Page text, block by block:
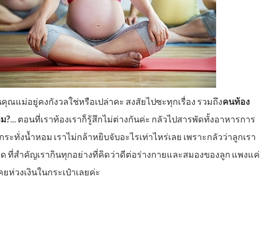
ณแม่อยู่คงกังวลใช่หรือเปล่าคะ สงสัยไปซะทุกเรื่อง รวมถึงคนท้อง
?... ตอนที่เราท้องเราก็รู้สึกไม่ต่างกันค่ะ กลัวไปสารพัดทั้งอาหารการ
ะทั่งน้ำหอม เราไม่กล้าหยิบจับอะไรเท่าไหร่เลย เพราะกลัวว่าลูกเรา
ด ที่สำคัญเรากินทุกอย่างที่คิดว่าดีต่อร่างกายและสมองของลูก แพงแค่
ห่วงเงินในกระเป๋าเลยค่ะ